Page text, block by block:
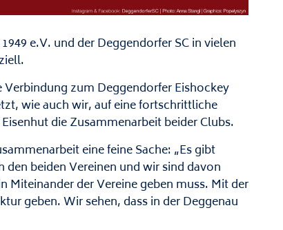
e.V. und der Deggendorfer SC in vielen
zum Deggendorfer Eishockey
wie auch wir, auf eine fortschrittliche
die Zusammenarbeit beider Clubs.
eine feine Sache: „Es gibt
beiden Vereinen und wir sind davon
Miteinander der Vereine geben muss. Mit der
geben. Wir sehen, dass in der Deggenau